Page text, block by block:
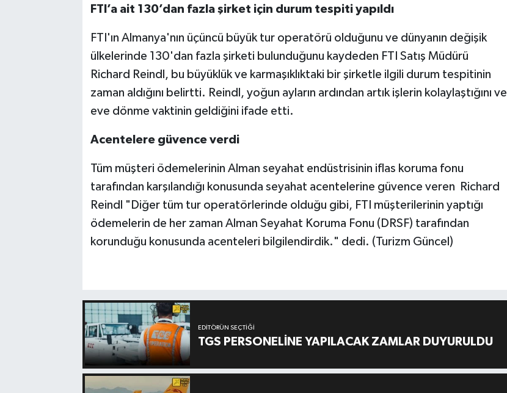
FTI’a ait 130’dan fazla şirket için durum tespiti yapıldı
FTI'ın Almanya'nın üçüncü büyük tur operatörü olduğunu ve dünyanın değişik
ülkelerinde 130'dan fazla şirketi bulunduğunu kaydeden FTI Satış Müdürü
Richard Reindl, bu büyüklük ve karmaşıklıktaki bir şirketle ilgili durum tespitinin
zaman aldığını belirtti. Reindl, yoğun ayların ardından artık işlerin kolaylaştığını ve
eve dönme vaktinin geldiğini ifade etti.
Acentelere güvence verdi
Tüm müşteri ödemelerinin Alman seyahat endüstrisinin iflas koruma fonu
tarafından karşılandığı konusunda seyahat acentelerine güvence veren Richard
Reindl "Diğer tüm tur operatörlerinde olduğu gibi, FTI müşterilerinin yaptığı
ödemelerin de her zaman Alman Seyahat Koruma Fonu (DRSF) tarafından
korunduğu konusunda acenteleri bilgilendirdik." dedi. (Turizm Güncel)
EDITÖRÜN SEÇTIĞI
TGS PERSONELİNE YAPILACAK ZAMLAR DUYURULDU